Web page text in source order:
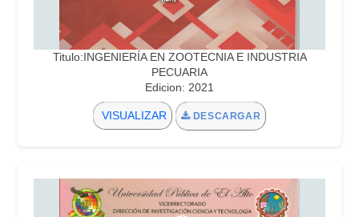
Titulo:INGENIERÍA EN ZOOTECNIA E INDUSTRIA
PECUARIA
Edicion: 2021
VISUALIZAR DESCARGAR